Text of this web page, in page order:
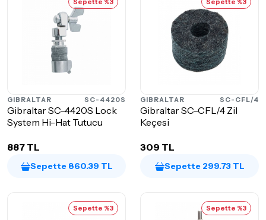
Sepette %3
GIBRALTAR SC-4420S
Gibraltar SC-4420S Lock
System Hi-Hat Tutucu
887 TL
Sepette 860.39 TL
Sepette %3
GIBRALTAR SC-CFL/4
Gibraltar SC-CFL/4 Zil
Keçesi
309 TL
Sepette 299.73 TL
Sepette %3 Sepette %3